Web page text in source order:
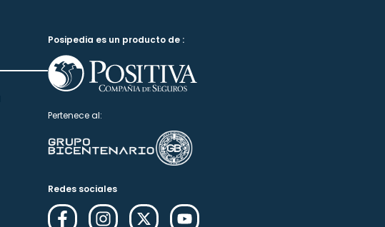
Posipedia es un producto de :
Pertenece al:
Redes sociales